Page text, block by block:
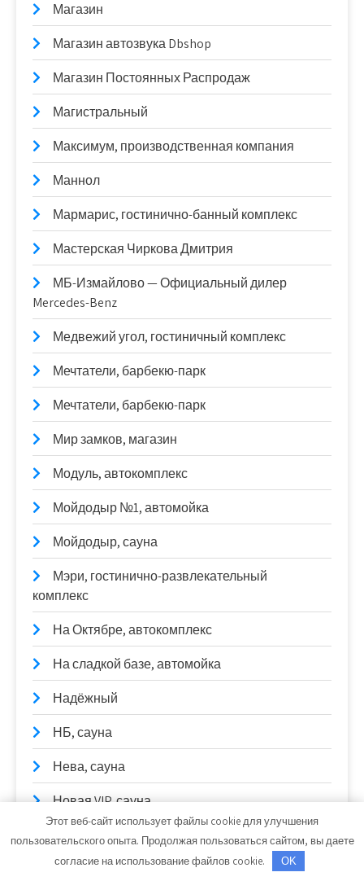
Магазин
Магазин автозвука Dbshop
Магазин Постоянных Распродаж
Магистральный
Максимум, производственная компания
Маннол
Мармарис, гостинично-банный комплекс
Мастерская Чиркова Дмитрия
МБ-Измайлово — Официальный дилер
Mercedes-Benz
Медвежий угол, гостиничный комплекс
Мечтатели, барбекю-парк
Мечтатели, барбекю-парк
Мир замков, магазин
Модуль, автокомплекс
Мойдодыр №1, автомойка
Мойдодыр, сауна
Мэри, гостинично-развлекательный
комплекс
На Октябре, автокомплекс
На сладкой базе, автомойка
Надёжный
НБ, сауна
Нева, сауна
Новая VIP, сауна
Новоизмайловская, баня на дровах и
Этот веб-сайт использует файлы cookie для улучшения
пользовательского опыта. Продолжая пользоваться сайтом, вы даете
согласие на использование файлов cookie.
OK